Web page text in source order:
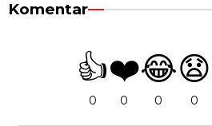
Komentar
👍
0
❤️
0
😂
0
😧
0